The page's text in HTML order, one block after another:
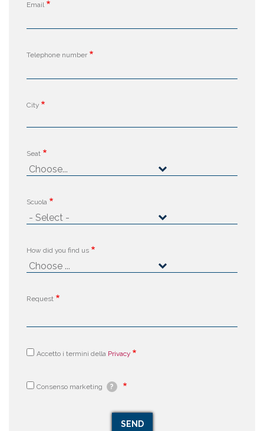
Email
Telephone number
City
Seat
Scuola
How did you find us
Request
Accetto i termini della Privacy
Consenso marketing ?